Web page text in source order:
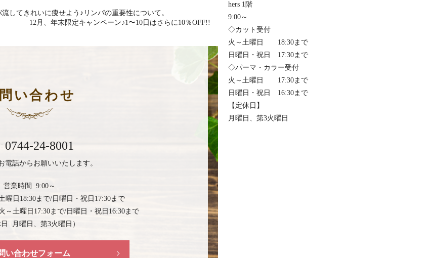
してきれいに痩せよう♪リンパの重要性について。
12月、年末限定キャンペーン♪1〜10日はさらに10％OFF!!
い合わせ
0744-24-8001
電話からお願いいたします。
営業時間 9:00～
曜日18:30まで/日曜日・祝日17:30まで
～土曜日17:30まで/日曜日・祝日16:30まで
日 月曜日、第3火曜日）
い合わせフォーム
hers 1階
9:00～
◇カット受付
火～土曜日 18:30まで
日曜日・祝日 17:30まで
◇パーマ・カラー受付
火～土曜日 17:30まで
日曜日・祝日 16:30まで
【定休日】
月曜日、第3火曜日